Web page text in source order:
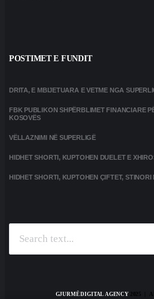
POSTIMET E FUNDIT
DRITA, E MBIJETUARA E VETME NGA
FBK PUBLIKON SHPËRBLIMET FINANCIARE
KOSOVËS
VËLLAZNIMI NË SUPERLIGË
HIDHET SHORTI, KUPTOHEN DUELET E
HIDHET SHORTI, KUPTOHEN ÇIFTET, STINORI
GJURMË DIGITAL AGENCY2025 |